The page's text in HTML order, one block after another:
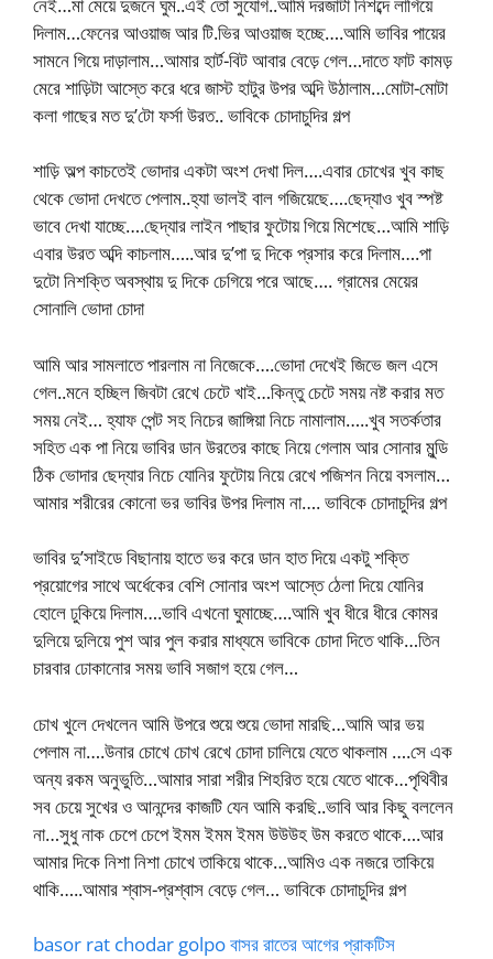
দিলাম…ফেনের আওয়াজ আর টি.ভির আওয়াজ হচ্ছে….আমি ভাবির পায়ের
সামনে গিয়ে দাড়ালাম…আমার হার্ট-বিট আবার বেড়ে গেল…দাতে ফাট কামড়
মেরে শাড়িটা আস্তে করে ধরে জাস্ট হাটুর উপর অব্দি উঠালাম…মোটা-মোটা
কলা গাছের মত দু’টো ফর্সা উরত.. ভাবিকে চোদাচুদির গল্প
শাড়ি অল্প কাচতেই ভোদার একটা অংশ দেখা দিল….এবার চোখের খুব কাছ
থেকে ভোদা দেখতে পেলাম..হ্যা ভালই বাল গজিয়েছে….ছেদ্যাও খুব স্পষ্ট
ভাবে দেখা যাচ্ছে….ছেদ্যার লাইন পাছার ফুটোয় গিয়ে মিশেছে…আমি শাড়ি
এবার উরত অব্দি কাচলাম…..আর দু’পা দু দিকে প্রসার করে দিলাম….পা
দুটো নিশক্তি অবস্থায় দু দিকে চেগিয়ে পরে আছে…. গ্রামের মেয়ের
সোনালি ভোদা চোদা
আমি আর সামলাতে পারলাম না নিজেকে….ভোদা দেখেই জিভে জল এসে
গেল..মনে হচ্ছিল জিবটা রেখে চেটে খাই…কিন্তু চেটে সময় নষ্ট করার মত
সময় নেই… হ্যাফ পেন্ট সহ নিচের জাঙ্গিয়া নিচে নামালাম…..খুব সতর্কতার
সহিত এক পা নিয়ে ভাবির ডান উরতের কাছে নিয়ে গেলাম আর সোনার মুন্ডি
ঠিক ভোদার ছেদ্যার নিচে যোনির ফুটোয় নিয়ে রেখে পজিশন নিয়ে বসলাম…
আমার শরীরের কোনো ভর ভাবির উপর দিলাম না…. ভাবিকে চোদাচুদির গল্প
ভাবির দু’সাইডে বিছানায় হাতে ভর করে ডান হাত দিয়ে একটু শক্তি
প্রয়োগের সাথে অর্ধেকের বেশি সোনার অংশ আস্তে ঠেলা দিয়ে যোনির
হোলে ঢুকিয়ে দিলাম….ভাবি এখনো ঘুমাচ্ছে….আমি খুব ধীরে ধীরে কোমর
দুলিয়ে দুলিয়ে পুশ আর পুল করার মাধ্যমে ভাবিকে চোদা দিতে থাকি…তিন
চারবার ঢোকানোর সময় ভাবি সজাগ হয়ে গেল…
চোখ খুলে দেখলেন আমি উপরে শুয়ে শুয়ে ভোদা মারছি…আমি আর ভয়
পেলাম না….উনার চোখে চোখ রেখে চোদা চালিয়ে যেতে থাকলাম ….সে এক
অন্য রকম অনুভুতি…আমার সারা শরীর শিহরিত হয়ে যেতে থাকে…পৃথিবীর
সব চেয়ে সুখের ও আনন্দের কাজটি যেন আমি করছি..ভাবি আর কিছু বললেন
না…সুধু নাক চেপে চেপে ইমম ইমম ইমম উউউহ উম করতে থাকে….আর
আমার দিকে নিশা নিশা চোখে তাকিয়ে থাকে…আমিও এক নজরে তাকিয়ে
থাকি…..আমার শ্বাস-প্রশ্বাস বেড়ে গেল… ভাবিকে চোদাচুদির গল্প
basor rat chodar golpo বাসর রাতের আগের প্রাকটিস